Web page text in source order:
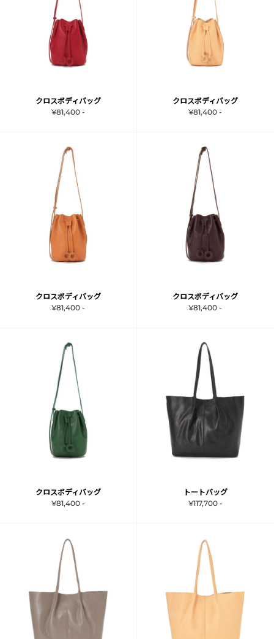
クロスボディバッグ
¥81,400 -
クロスボディバッグ
¥81,400 -
クロスボディバッグ
¥81,400 -
クロスボディバッグ
¥81,400 -
クロスボディバッグ
¥81,400 -
トートバッグ
¥117,700 -